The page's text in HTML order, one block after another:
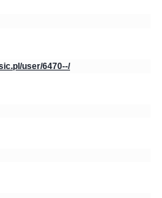
user/6470--/